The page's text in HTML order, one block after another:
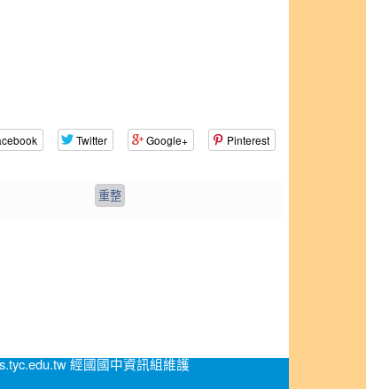
Twitter Google+ Pinterest
經國國中資訊組維護